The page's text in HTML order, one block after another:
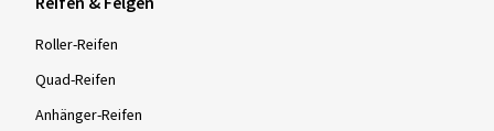
Roller-Reifen
Quad-Reifen
Anhänger-Reifen